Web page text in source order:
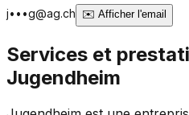
j•••g@ag.ch ✉️ Afficher l'email
Services et
Jugendheim